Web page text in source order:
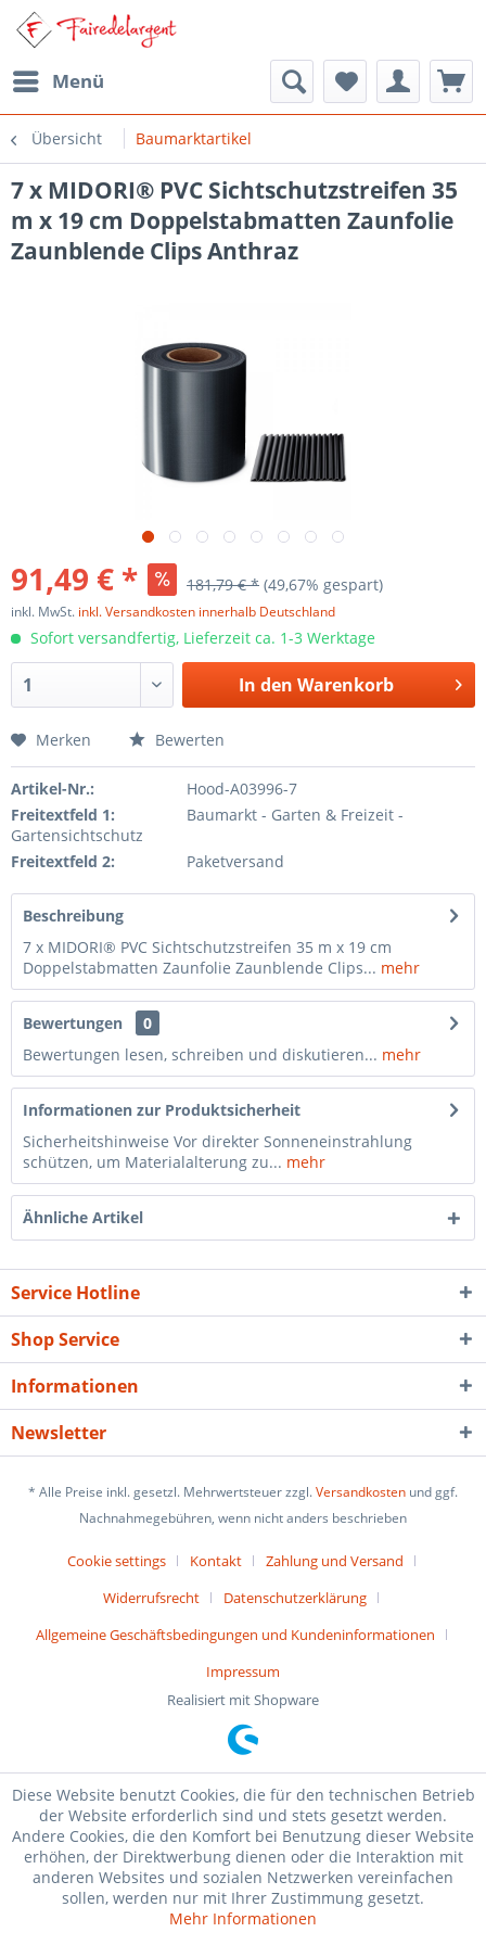
Menü
Übersicht Baumarktartikel
7 x MIDORI® PVC Sichtschutzstreifen 35
m x 19 cm Doppelstabmatten Zaunfolie
Zaunblende Clips Anthraz
91,49 € * 181,79 € * (49,67% gespart)
inkl. MwSt. inkl. Versandkosten innerhalb Deutschland
Sofort versandfertig, Lieferzeit ca. 1-3 Werktage
In den Warenkorb
Merken Bewerten
Artikel-Nr.:
Hood-A03996-7
Freitextfeld 1:
Baumarkt - Garten & Freizeit -
Gartensichtschutz
Freitextfeld 2:
Paketversand
Beschreibung
7 x MIDORI® PVC Sichtschutzstreifen 35 m x 19 cm
Doppelstabmatten Zaunfolie Zaunblende Clips... mehr
Bewertungen
0
Bewertungen lesen, schreiben und diskutieren... mehr
Informationen zur Produktsicherheit
Sicherheitshinweise Vor direkter Sonneneinstrahlung
schützen, um Materialalterung zu... mehr
Ähnliche Artikel
Service Hotline
Shop Service
Informationen
Newsletter
* Alle Preise inkl. gesetzl. Mehrwertsteuer zzgl.Versandkosten und ggf.
Nachnahmegebühren, wenn nicht anders beschrieben
Cookie settings Kontakt
Zahlung und Versand
Widerrufsrecht
Datenschutzerklärung
Allgemeine Geschäftsbedingungen und Kundeninformationen
Impressum
Realisiert mit Shopware
Diese Website benutzt Cookies, die für den technischen Betrieb
der Website erforderlich sind und stets gesetzt werden.
Andere Cookies, die den Komfort bei Benutzung dieser Website
erhöhen, der Direktwerbung dienen oder die Interaktion mit
anderen Websites und sozialen Netzwerken vereinfachen
sollen, werden nur mit Ihrer Zustimmung gesetzt.
Mehr Informationen